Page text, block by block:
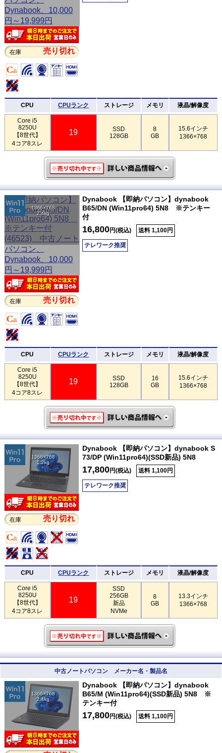
在庫 売り切れ
CPU CPUランク ストレージ メモリ 液晶/解像度
Core i5
8250U
【8世代】
4コア8スレ
19
SSD
128GB
8
GB
15.6インチ
1366×768
1366×768
2.4kg
在庫 売り切れ
Dynabook 【即納パソコン】dynabook
B65/DN (Win11pro64) 5N8 ※テンキー
付
16,800円(税込) 送料 1,100円
テレワーク推奨
CPU CPUランク ストレージ メモリ 液晶/解像度
Core i5
8250U
【8世代】
4コア8スレ
19
SSD
128GB
16
GB
15.6インチ
1366×768
1366×768
1.2kg
在庫 売り切れ
Dynabook 【即納パソコン】dynabook S
73/DP (Win11pro64)(SSD新品) 5N8
17,800円(税込) 送料 1,100円
テレワーク推奨
CPU CPUランク ストレージ メモリ 液晶/解像度
Core i5
8250U
【8世代】
4コア8スレ
19
SSD
256GB
新品
NVMe
8
GB
13.3インチ
1366×768
中古ノートパソコン メーカー名・製品名
1366×768
2.4kg
Dynabook 【即納パソコン】dynabook
B65/M (Win11pro64)(SSD新品) 5N8 ※
テンキー付
17,800円(税込) 送料 1,100円